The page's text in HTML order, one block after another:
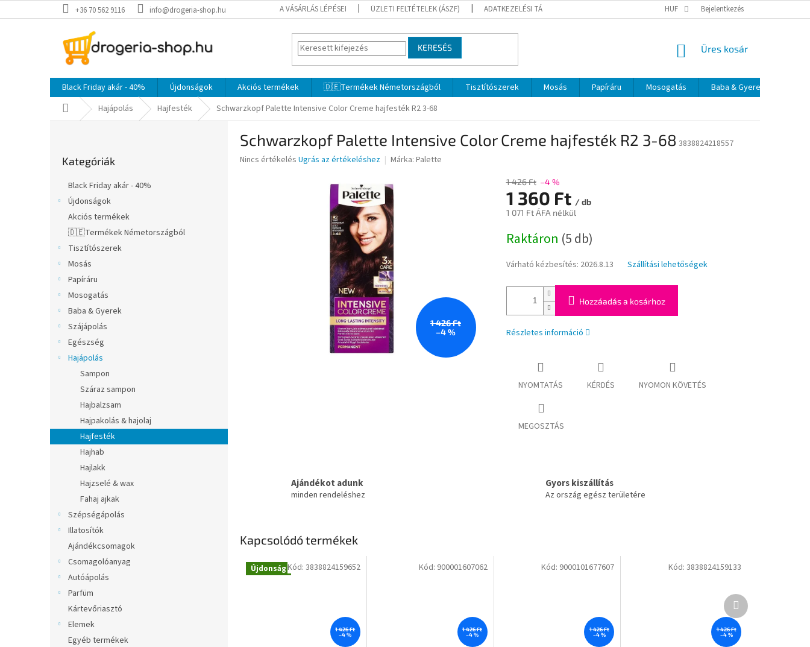
a
+36 70 562 9116 info@drogeria-shop.hu A VÁSÁRLÁS LÉPÉSEI ÜZLETI FELTÉTELEK (ÁSZF) ADATKEZELÉSI TÁJÉKOZTATÓ HUF Bejelentkezés
KERESÉS KOSÁR
Üres kosár
Black Friday akár - 40% Újdonságok Akciós termékek 🇩🇪Termékek Németországból Tisztítószerek Mosás Papíráru Mosogatás Baba & Gyerek
KezdőlapHajápolás Hajfesték Schwarzkopf Palette Intensive Color Creme hajfesték R2 3-68
átugrása
Kategóriák
Black Friday akár - 40%
Újdonságok
Akciós termékek
🇩🇪Termékek Németországból
Tisztítószerek
Mosás
Papíráru
Mosogatás
Baba & Gyerek
Szájápolás
Egészség
Hajápolás
Sampon
Száraz sampon
Hajbalzsam
Hajpakolás & hajolaj
Hajfesték
Hajhab
Hajlakk
Hajzselé & wax
Fahaj ajkak
Szépségápolás
Illatosítók
Ajándékcsomagok
Csomagolóanyag
Autóápolás
Parfüm
Kártevőriasztó
Elemek
Egyéb termékek
Schwarzkopf Palette Intensive Color Creme hajfesték R2 3-68 3838824218557
A
Nincs értékelés Ugrás az értékeléshez Márka: Palette
1 426 Ft
–4 %
1 426 Ft –4 %
1 360 Ft / db
1 071 Ft ÁFA nélkül
Raktáron (5 db)
Várható kézbesítés: 2026.8.13 Szállítási lehetőségek
Hozzáadás a kosárhoz
Részletes információ
NYOMTATÁS KÉRDÉS NYOMON KÖVETÉS
MEGOSZTÁS
Ajándékot adunk
minden rendeléshez
Gyors kiszállítás
Az ország egész területére
Kapcsolódó termékek
Újdonság
1 426 Ft
–4 %
Kód: 3838824159652
1 426 Ft
–4 %
Kód: 900001607062
1 426 Ft
–4 %
Kód: 9000101677607
1 426 Ft
–4 %
Kód: 3838824159133
Következő
termék